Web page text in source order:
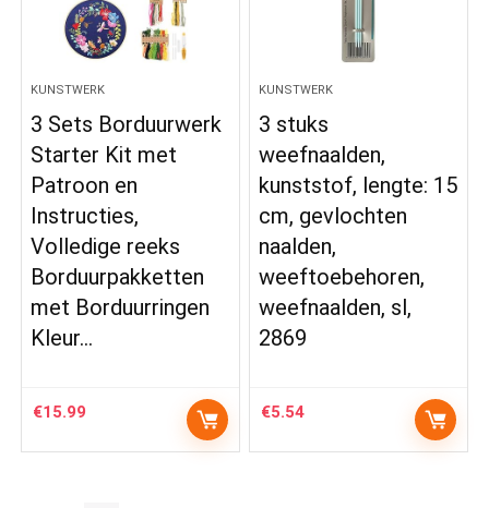
KUNSTWERK
3 Sets Borduurwerk
Starter Kit met
Patroon en
Instructies,
Volledige reeks
Borduurpakketten
met Borduurringen
Kleur…
€15.99
KUNSTWERK
3 stuks
weefnaalden,
kunststof, lengte: 15
cm, gevlochten
naalden,
weeftoebehoren,
weefnaalden, sl,
2869
€5.54